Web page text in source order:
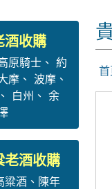
酒收購
原騎士、 約
摩、 波摩、
白州 、 余
老酒收購
粱酒、 陳年
首